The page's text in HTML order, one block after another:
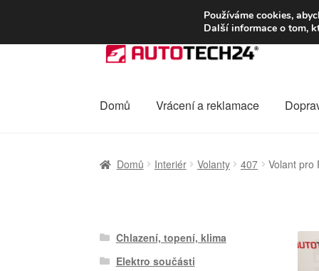
DOPRAVA od
Přeskočit
na
Přejít
webu
Domů Vrácení a reklamace
Domů Interiér Volanty 407 Volant pro
Chlazení, topení, klima
Elektro součásti
Používáme cookies,
Další informace o tom,